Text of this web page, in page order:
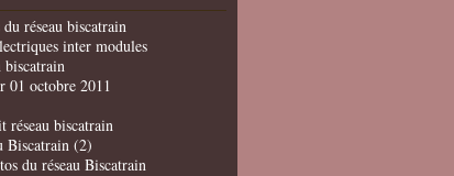
réseau biscatrain
inter modules
biscatrain
01 octobre 2011
réseau biscatrain
Biscatrain (2)
du réseau Biscatrain